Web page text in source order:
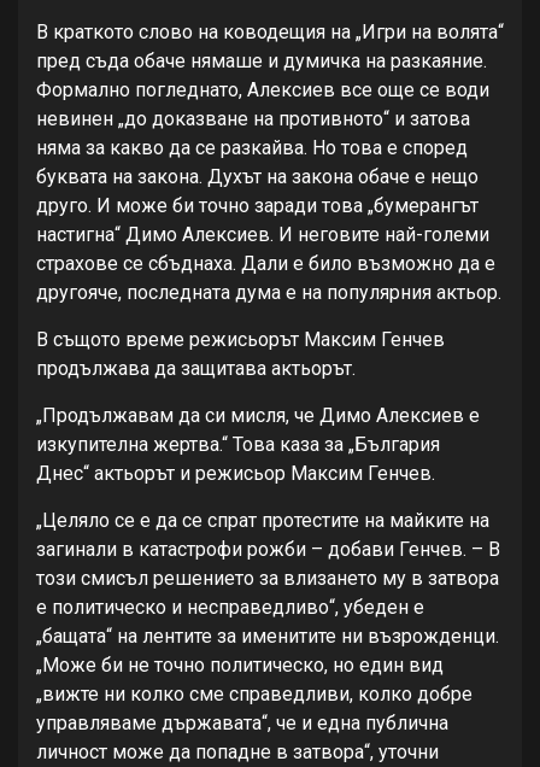
В краткото слово на ководещия на „Игри на волята“
пред съда обаче нямаше и думичка на разкаяние.
Формално погледнато, Алексиев все още се води
невинен „до доказване на противното“ и затова
няма за какво да се разкайва. Но това е според
буквата на закона. Духът на закона обаче е нещо
друго. И може би точно заради това „бумерангът
настигна“ Димо Алексиев. И неговите най-големи
страхове се сбъднаха. Дали е било възможно да е
другояче, последната дума е на популярния актьор.
В същото време режисьорът Максим Генчев
продължава да защитава актьорът.
„Продължавам да си мисля, че Димо Алексиев е
изкупителна жертва.“ Това каза за „България
Днес“ актьорът и режисьор Максим Генчев.
„Целяло се е да се спрат протестите на майките на
загинали в катастрофи рожби – добави Генчев. – В
този смисъл решението за влизането му в затвора
е политическо и несправедливо“, убеден е
„бащата“ на лентите за именитите ни възрожденци.
„Може би не точно политическо, но един вид
„вижте ни колко сме справедливи, колко добре
управляваме държавата“, че и една публична
личност може да попадне в затвора“, уточни